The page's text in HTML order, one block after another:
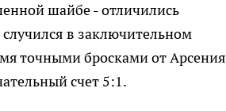
шайбе - отличились
в заключительном
точными бросками от Арсения
счет 5:1.